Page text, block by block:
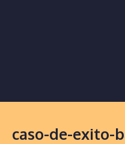
caso-de-exito-